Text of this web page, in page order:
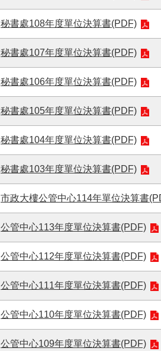
秘書處108年度單位決算書(PDF)
秘書處107年度單位決算書(PDF)
秘書處106年度單位決算書(PDF)
秘書處105年度單位決算書(PDF)
秘書處104年度單位決算書(PDF)
秘書處103年度單位決算書(PDF)
市政大樓公管中心114年單位決算書
公管中心113年度單位決算書(PDF)
公管中心112年度單位決算書(PDF)
公管中心111年度單位決算書(PDF)
公管中心110年度單位決算書(PDF)
公管中心109年度單位決算書(PDF)